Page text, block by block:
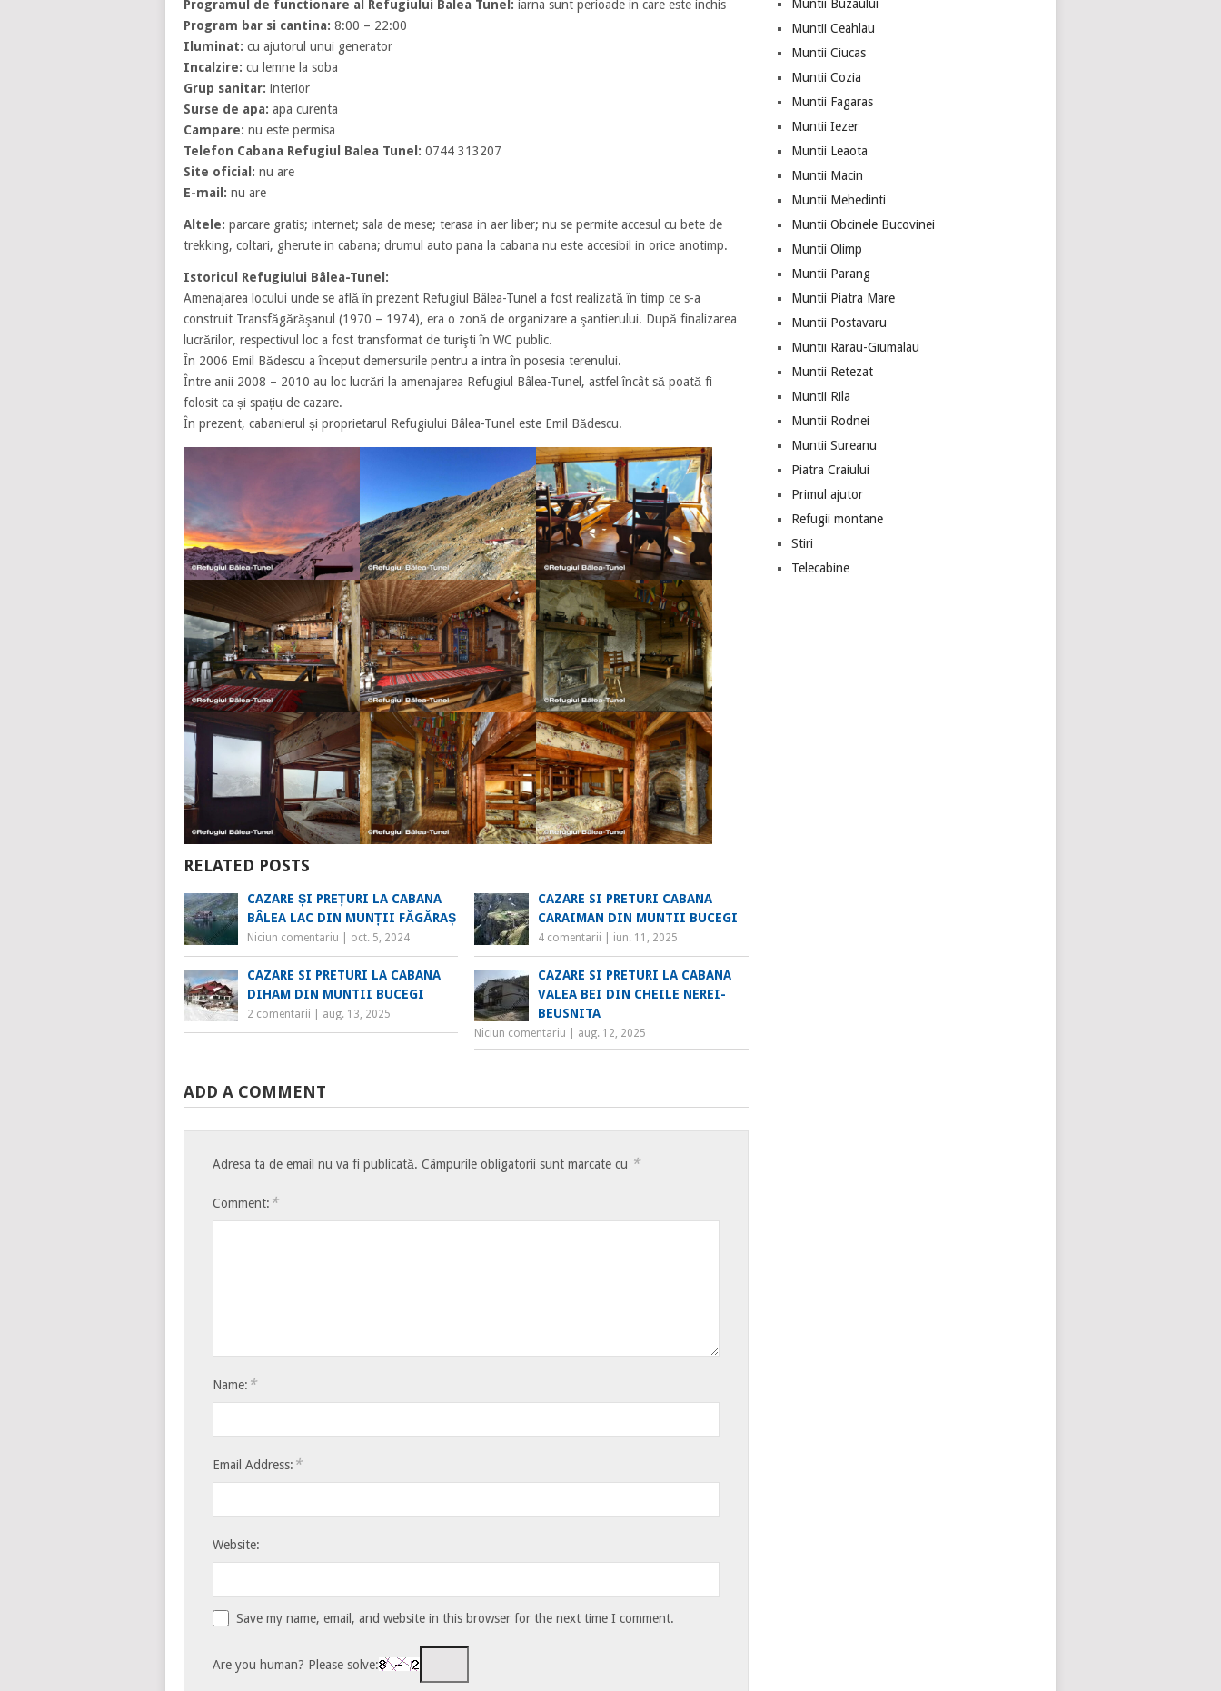
Programul de functionare al Refugiului Balea Tunel: iarna sunt perioade in care este inchis
Program bar si cantina: 8:00 – 22:00
Iluminat: cu ajutorul unui generator
Incalzire: cu lemne la soba
Grup sanitar: interior
Surse de apa: apa curenta
Campare: nu este permisa
Telefon Cabana Refugiul Balea Tunel: 0744 313207
Site oficial: nu are
E-mail: nu are
Altele: parcare gratis; internet; sala de mese; terasa in aer liber; nu se permite accesul cu bete de
trekking, coltari, gherute in cabana; drumul auto pana la cabana nu este accesibil in orice anotimp.
Istoricul Refugiului Bâlea-Tunel:
Amenajarea locului unde se află în prezent Refugiul Bâlea-Tunel a fost realizată în timp ce s-a
construit Transfăgărăşanul (1970 – 1974), era o zonă de organizare a şantierului. După finalizarea
lucrărilor, respectivul loc a fost transformat de turişti în WC public.
În 2006 Emil Bădescu a început demersurile pentru a intra în posesia terenului.
Între anii 2008 – 2010 au loc lucrări la amenajarea Refugiul Bâlea-Tunel, astfel încât să poată fi
folosit ca și spațiu de cazare.
În prezent, cabanierul și proprietarul Refugiului Bâlea-Tunel este Emil Bădescu.
RELATED POSTS
CAZARE ȘI PREȚURI LA CABANA
BÂLEA LAC DIN MUNȚII FĂGĂRAȘ
Niciun comentariu oct. 5, 2024
CAZARE SI PRETURI CABANA
CARAIMAN DIN MUNTII BUCEGI
4 comentarii iun. 11, 2025
CAZARE SI PRETURI LA CABANA
DIHAM DIN MUNTII BUCEGI
2 comentarii aug. 13, 2025
CAZARE SI PRETURI LA CABANA
VALEA BEI DIN CHEILE NEREI-
BEUSNITA
Niciun comentariu aug. 12, 2025
ADD A COMMENT
Adresa ta de email nu va fi publicată. Câmpurile obligatorii sunt marcate cu *
Comment: *
Name: *
Email Address: *
Website:
Save my name, email, and website in this browser for the next time I comment.
Are you human? Please solve:
Muntii Buzaului
Muntii Ceahlau
Muntii Ciucas
Muntii Cozia
Muntii Fagaras
Muntii Iezer
Muntii Leaota
Muntii Macin
Muntii Mehedinti
Muntii Obcinele Bucovinei
Muntii Olimp
Muntii Parang
Muntii Piatra Mare
Muntii Postavaru
Muntii Rarau-Giumalau
Muntii Retezat
Muntii Rila
Muntii Rodnei
Muntii Sureanu
Piatra Craiului
Primul ajutor
Refugii montane
Stiri
Telecabine